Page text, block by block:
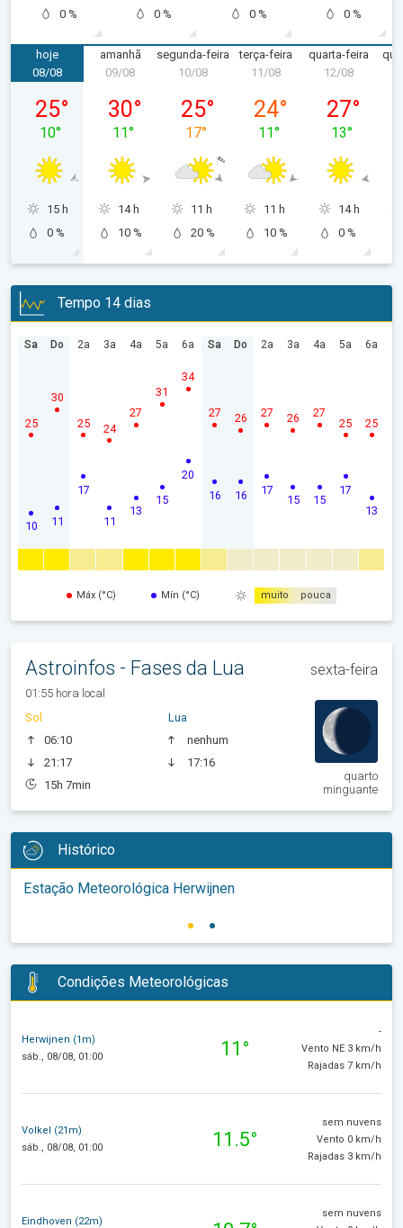
0 % 0 % 0 % 0 %
hoje
sábado, 08/08
08/08
25°
10°
15 h
0 %
amanhã
domingo, 09/08
09/08
30°
11°
14 h
10 %
segunda-feira
segunda-feira, 10/08
10/08
25°
17°
11 h
20 %
terça-feira
terça-feira, 11/08
11/08
24°
11°
11 h
10 %
quarta-feira
12/08
27°
13°
14 h
0 %
Tempo 14 dias
Sa
10
25
Do
11
30
2a
17
25
3a
11
24
4a
13
27
5a
15
31
6a
20
34
Sa
16
27
Do
16
26
2a
17
27
3a
15
26
4a
15
27
5a
17
25
6a
13
25
Máx (°C) Mín (°C) muito pouca
Astroinfos - Fases da Lua sexta-feira
01:55 hora local
Sol
06:10
21:17
15h 7min
Lua
nenhum
17:16
quarto
minguante
Histórico
Estação Meteorológica Herwijnen
Condições Meteorológicas
Herwijnen (1m)
sáb., 08/08, 01:00
11°
-
Vento NE 3 km/h
Rajadas 7 km/h
Volkel (21m)
sáb., 08/08, 01:00
11.5°
sem nuvens
Vento 0 km/h
Rajadas 3 km/h
Eindhoven (22m)
sem nuvens